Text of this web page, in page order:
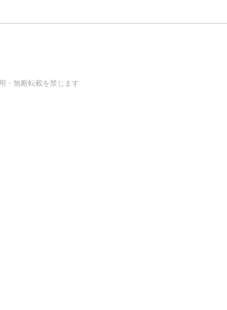
・無断転載を禁じます